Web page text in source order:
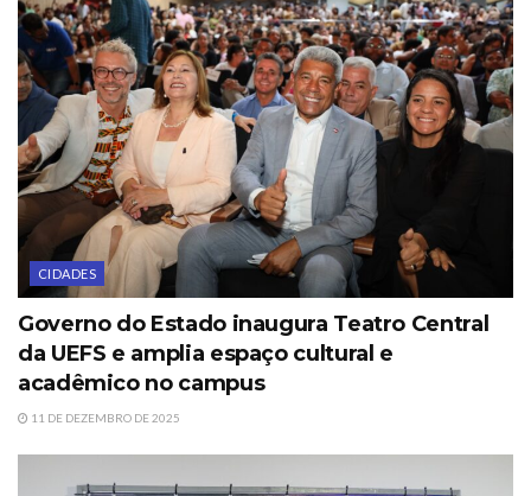
CIDADES
Governo do Estado inaugura Teatro Central
da UEFS e amplia espaço cultural e
acadêmico no campus
11 DE DEZEMBRO DE 2025